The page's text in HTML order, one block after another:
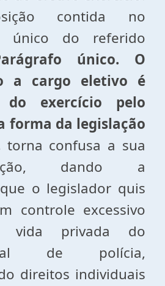
contida no
único do referido
único. O
a cargo eletivo é
do exercício pelo
forma da legislação
torna confusa a sua
dando a
o legislador quis
controle excessivo
vida privada do
de polícia,
direitos individuais